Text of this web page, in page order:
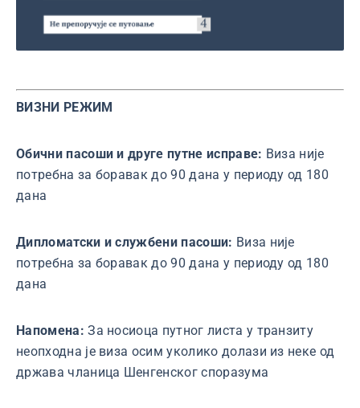
ВИЗНИ РЕЖИМ
Обични пасоши и друге путне исправе: Виза није
потребна за боравак до 90 дана у периоду од 180
дана
Дипломатски и службени пасоши: Виза није
потребна за боравак до 90 дана у периоду од 180
дана
Напомена:За носиоца путног листа у транзиту
неопходна је виза осим уколико долази из неке од
држава чланица Шенгенског споразума